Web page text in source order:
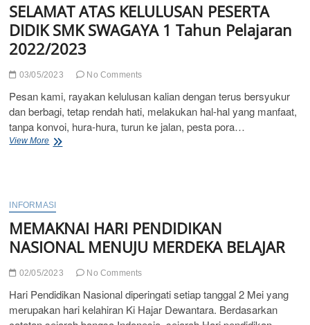
SELAMAT ATAS KELULUSAN PESERTA
DIDIK SMK SWAGAYA 1 Tahun Pelajaran
2022/2023
03/05/2023 No Comments
Pesan kami, rayakan kelulusan kalian dengan terus bersyukur
dan berbagi, tetap rendah hati, melakukan hal-hal yang manfaat,
tanpa konvoi, hura-hura, turun ke jalan, pesta pora…
View MoreSELAMAT
SMK
SWAGAYA
1
Tahun
Pelajaran
INFORMASI
MEMAKNAI HARI PENDIDIKAN
NASIONAL MENUJU MERDEKA BELAJAR
02/05/2023 No Comments
Hari Pendidikan Nasional diperingati setiap tanggal 2 Mei yang
merupakan hari kelahiran Ki Hajar Dewantara. Berdasarkan